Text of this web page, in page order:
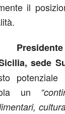
il
sede
potenziale
un